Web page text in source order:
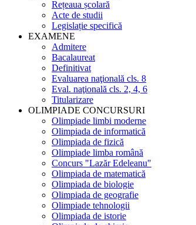
Rețeaua școlară
Acte de studii
Legislație specifică
EXAMENE
Admitere
Bacalaureat
Definitivat
Evaluarea naţională cls. 8
Eval. naţională cls. 2, 4, 6
Titularizare
OLIMPIADE CONCURSURI
Olimpiade limbi moderne
Olimpiada de informatică
Olimpiada de fizică
Olimpiade limba română
Concurs "Lazăr Edeleanu"
Olimpiada de matematică
Olimpiada de biologie
Olimpiada de geografie
Olimpiade tehnologii
Olimpiada de istorie